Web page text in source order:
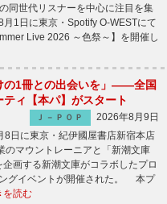
同世代リスナーを中心に注目を集
1日に東京・Spotify O-WESTにて
Live 2026 ～色祭～】を開催し
の1冊との出会いを」――全国
ティ【本パ】がスタート
Ｊ－ＰＯＰ
2026年8月9日
日に東京・紀伊國屋書店新宿本店
のマウントレーニアと「新潮文庫
画する新潮文庫がコラボしたプロ
グイベントが開催された。 本プ
を読む